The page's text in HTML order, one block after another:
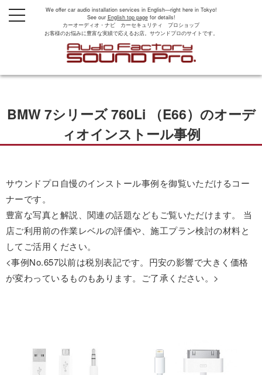
We offer car audio installation services in English—right here in Tokyo!
See our English top pagefor details!
カーオーディオ・ナビ カーセキュリティ プロショップ
お客様のお悩みに豊富な実績で応えるお店。サウンドプロのサイトです。
t
o
a
a
t
n
BMW 7シリーズ 760Li （E66）のオーデ
ィオインストール事例
サウンドプロ自慢のインストール事例を御覧いただけるコー
ナーです。
豊富な写真と解説、関連の話題などもご覧いただけます。 当
店ご利用前の作業レベルの評価や、施工プラン検討の材料と
してご活用ください。
<事例No.657以前は税別表記です。円安の影響で大きく価格
が変わっているものもあります。ご了承ください。>